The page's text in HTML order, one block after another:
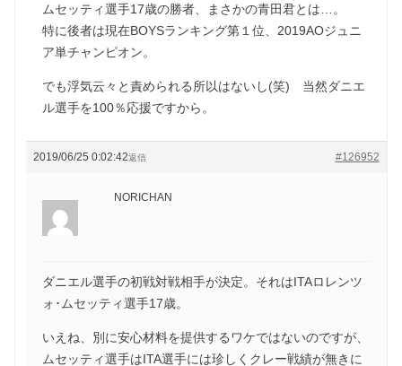
ムセッティ選手17歳の勝者、まさかの青田君とは…。
特に後者は現在BOYSランキング第１位、2019AOジュニ
ア単チャンピオン。
でも浮気云々と責められる所以はないし(笑) 当然ダニエ
ル選手を100％応援ですから。
2019/06/25 0:02:42 #126952
返信
NORICHAN
ダニエル選手の初戦対戦相手が決定。それはITAロレンツ
ォ･ムセッティ選手17歳。
いえね、別に安心材料を提供するワケではないのですが、
ムセッティ選手はITA選手には珍しくクレー戦績が無きに